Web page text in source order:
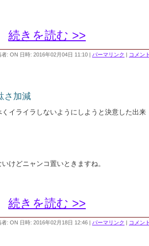
続きを読む >>
者: ON 日時: 2016年02月04日 11:10 | パーマリンク | コメン
さ加減
くイライラしないようにしようと決意した出来
いけどニャンコ置いときますね。
続きを読む >>
者: ON 日時: 2016年02月18日 12:46 | パーマリンク | コメン